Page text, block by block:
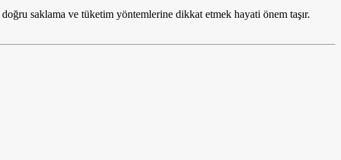
saklama ve tüketim yöntemlerine dikkat etmek hayati önem taşır.